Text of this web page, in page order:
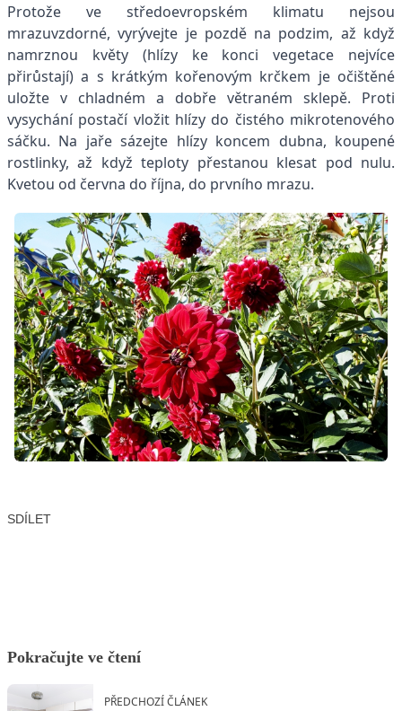
Protože ve středoevropském klimatu nejsou
mrazuvzdorné, vyrývejte je pozdě na podzim, až když
namrznou květy (hlízy ke konci vegetace nejvíce
přirůstají) a s krátkým kořenovým krčkem je očištěné
uložte v chladném a dobře větraném sklepě. Proti
vysychání postačí vložit hlízy do čistého mikrotenového
sáčku. Na jaře sázejte hlízy koncem dubna, koupené
rostlinky, až když teploty přestanou klesat pod nulu.
Kvetou od června do října, do prvního mrazu.
SDÍLET
Pokračujte ve čtení
PŘEDCHOZÍ ČLÁNEK